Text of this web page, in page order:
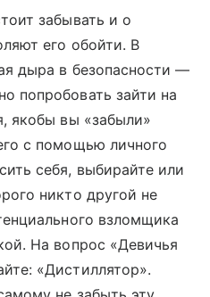
забывать и о
его обойти. В
дыра в безопасности —
попробовать зайти на
якобы вы «забыли»
с помощью личного
себя, выбирайте или
никто другой не
взломщика
На вопрос «Девичья
«Дистиллятор».